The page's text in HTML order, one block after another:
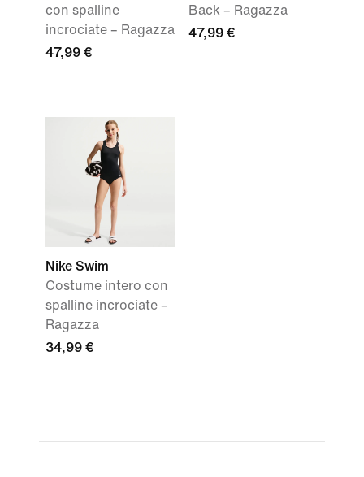
con spalline
incrociate – Ragazza
47,99 €
Back – Ragazza
47,99 €
Nike Swim
Costume intero con
spalline incrociate –
Ragazza
34,99 €